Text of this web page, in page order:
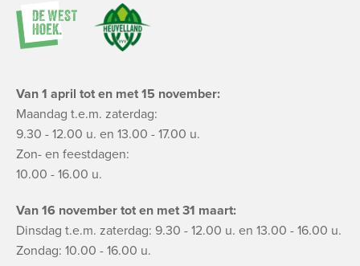
Van 1 april tot en met 15 november:
Maandag t.e.m. zaterdag:
9.30 - 12.00 u. en 13.00 - 17.00 u.
Zon- en feestdagen:
10.00 - 16.00 u.
Van 16 november tot en met 31 maart:
Dinsdag t.e.m. zaterdag: 9.30 - 12.00 u. en 13.00 - 16.00 u.
Zondag: 10.00 - 16.00 u.